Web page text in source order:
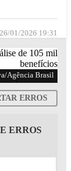
26/01/2026 19:31
Agência Brasil
ERROS
ERROS